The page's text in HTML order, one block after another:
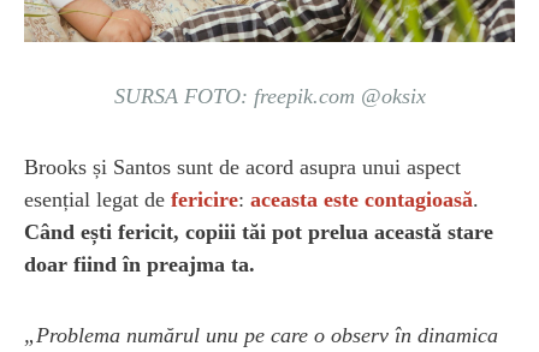
SURSA FOTO: freepik.com @oksix
Brooks și Santos sunt de acord asupra unui aspect
esențial legat de fericire: aceasta este contagioasă.
Când ești fericit, copiii tăi pot prelua această stare
doar fiind în preajma ta.
„Problema numărul unu pe care o observ în dinamica